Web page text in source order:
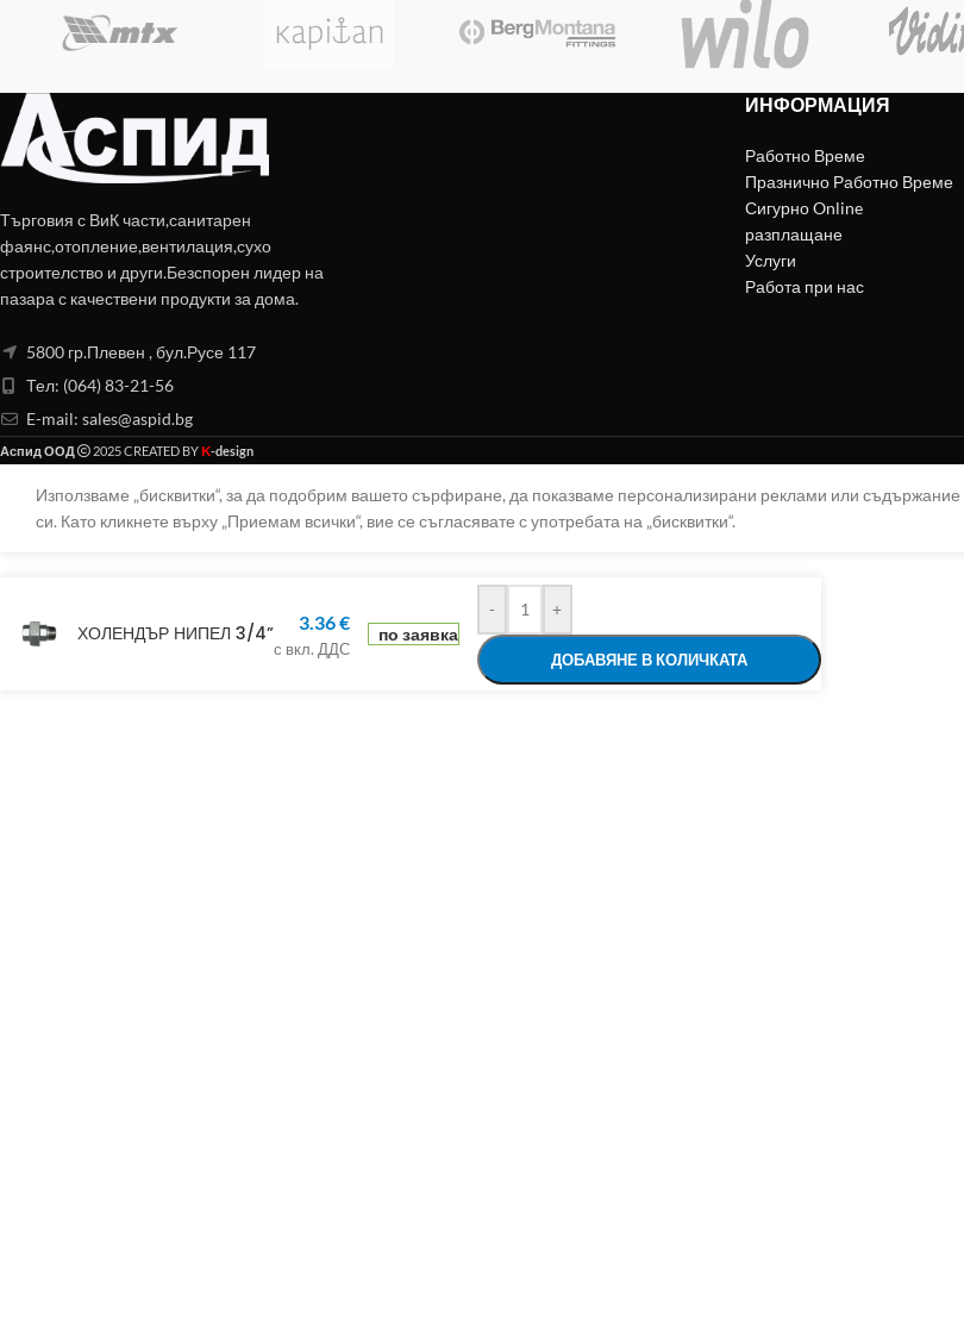
Търговия с ВиК части,санитарен
фаянс,отопление,вентилация,сухо
строителство и други.Безспорен лидер на
пазара с качествени продукти за дома.
5800 гр.Плевен , бул.Русе 117
Тел: (064) 83-21-56
E-mail: sales@aspid.bg
ИНФОРМАЦИЯ
Работно Време
Празнично Работно Време
Сигурно Online
разплащане
Услуги
Работа при нас
Аспид ООД 2025 CREATED BY K-design
Използваме „бисквитки“, за да подобрим вашето сърфиране, да показваме персонализирани реклами или
си. Като кликнете върху „Приемам всички“, вие се съгласявате с употребата на „бисквитки“.
ХОЛЕНДЪР НИПЕЛ 3/4” 3.36€
с вкл. ДДС
по заявка
- +
ДОБАВЯНЕ В КОЛИЧКАТА